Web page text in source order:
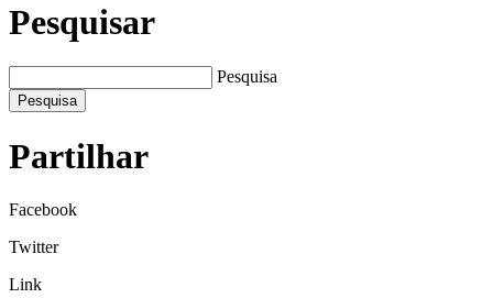
Pesquisar
Pesquisa
Pesquisa
Partilhar
Facebook
Twitter
Link